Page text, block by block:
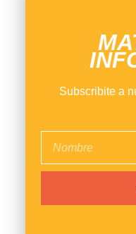
Subscribite a